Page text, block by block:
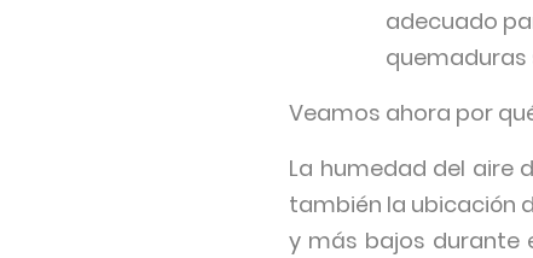
adecuado
quemaduras
Veamos ahora por
La humedad del aire
también la ubicación
y más bajos durante